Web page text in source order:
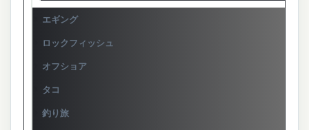
エギング
ロックフィッシュ
オフショア
タコ
釣り旅